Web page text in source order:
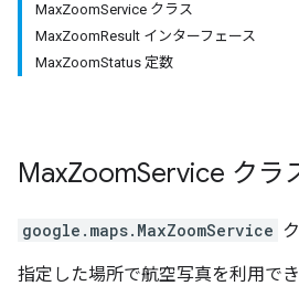
MaxZoomService クラス
MaxZoomResult インターフェース
MaxZoomStatus 定数
MaxZoomService クラ
google.maps. MaxZoomService
指定した場所で航空写真を利用で